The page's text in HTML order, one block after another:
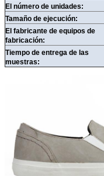
El número de unidades:
Tamaño de ejecución:
El fabricante de equipos de
fabricación:
Tiempo de entrega de las
muestras: